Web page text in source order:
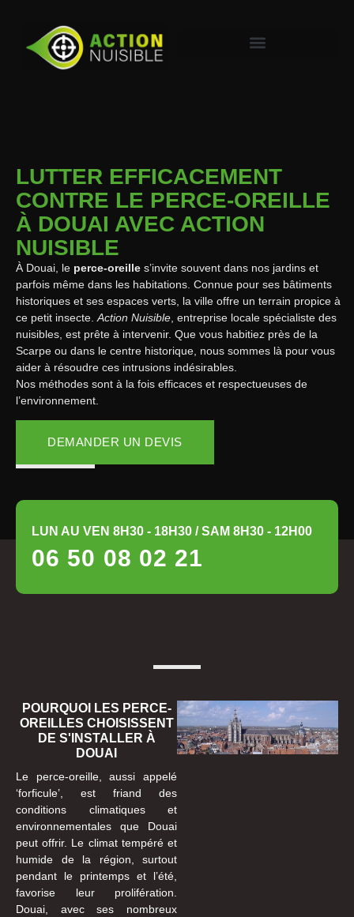
LUTTER EFFICACEMENT
CONTRE LE PERCE-OREILLE
À DOUAI AVEC ACTION
NUISIBLE
À Douai, le perce-oreille s’invite souvent dans nos jardins et
parfois même dans les habitations. Connue pour ses bâtiments
historiques et ses espaces verts, la ville offre un terrain propice à
ce petit insecte. Action Nuisible , entreprise locale spécialiste des
nuisibles, est prête à intervenir. Que vous habitiez près de la
Scarpe ou dans le centre historique, nous sommes là pour vous
aider à résoudre ces intrusions indésirables.
Nos méthodes sont à la fois efficaces et respectueuses de
l’environnement.
DEMANDER UN DEVIS
LUN AU VEN 8H30 - 18H30 / SAM 8H30 - 12H00
06 50 08 02 21
POURQUOI LES PERCE-
OREILLES CHOISISSENT
DE S'INSTALLER À
DOUAI
Le perce-oreille, aussi appelé
‘forficule’, est friand des
conditions climatiques et
environnementales que Douai
peut offrir. Le climat tempéré et
humide de la région, surtout
pendant le printemps et l’été,
favorise leur prolifération.
Douai, avec ses nombreux